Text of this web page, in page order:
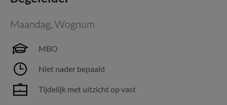
Maandag, Wognum
MBO
Niet nader bepaald
Tijdelijk met uitzicht op vast